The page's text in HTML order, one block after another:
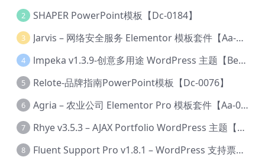
2 SHAPER PowerPoint模板【Dc-0184】
3 Jarvis – 网络安全服务 Elementor 模板套件【Aa-0035】
4 lmpeka v1.3.9-创意多用途 WordPress 主题【Be-0064】
5 Relote-品牌指南PowerPoint模板【Dc-0076】
6 Agria – 农业公司 Elementor Pro 模板套件【Aa-0003】
7 Rhye v3.5.3 – AJAX Portfolio WordPress 主题【Bi-0049】
8 Fluent Support Pro v1.8.1 – WordPress 支持票务系统【Cc-0041】